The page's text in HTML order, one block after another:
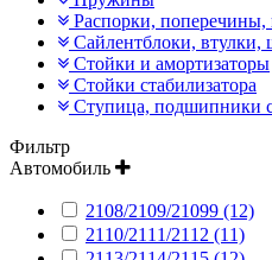
Распорки,
Сайлентблоки,
Стойки и амортизаторы
Стойки стабилизатора
Ступица, подшипники
Фильтр
Автомобиль
2108/2109/21099 (12)
2110/2111/2112 (11)